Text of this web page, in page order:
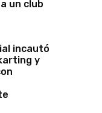
un club
incautó
y